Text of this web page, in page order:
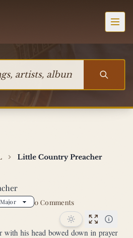
Little Country Preacher
0 Comments
with his head bowed down in prayer